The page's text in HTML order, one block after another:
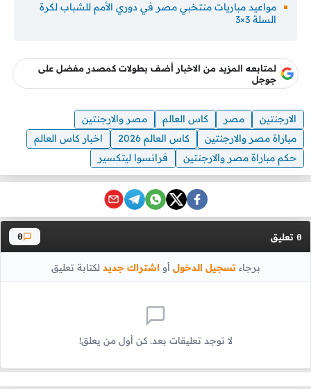
مواعيد مباريات منتخبي مصر في دوري الأمم للشباب لكرة
السلة 3×3
لمتابعه المزيد من الاخبار أضف بطولات كمصدر مفضل على
جوجل
الارجنتين مصر كاس العالم
مصر والارجنتين
مباراة مصر والارجنتين
كاس العالم 2026
اخبار كاس العالم
حكم مباراة مصر والارجنتين
فرانسوا ليتكسير
0 تعليق 0
برجاءتسجيل الدخول أواشتراك جديد لكتابة تعليق
لا توجد تعليقات بعد. كن أول من يعلق!